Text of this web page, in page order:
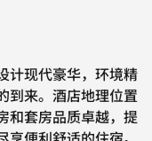
计现代豪华，环境精
到来。酒店地理位置
和套房品质卓越，提